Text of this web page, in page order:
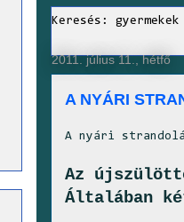
Keresés:
2011. július 11., hétfő
A NYÁRI
A nyári
Az
Általában